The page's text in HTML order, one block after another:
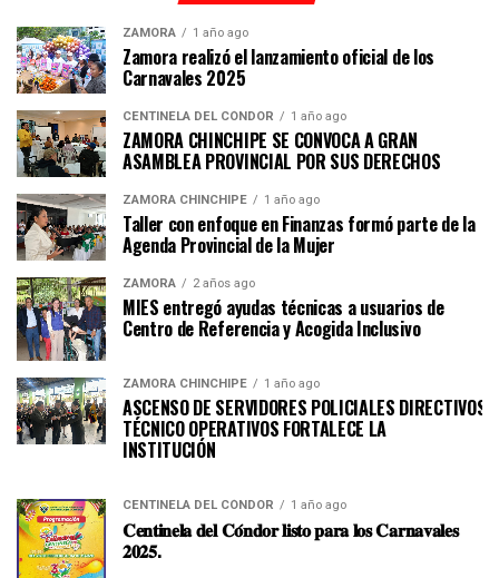
ZAMORA 1 año ago
Zamora realizó el lanzamiento oficial de los
Carnavales 2025
CENTINELA DEL CÓNDOR 1 año ago
ZAMORA CHINCHIPE SE CONVOCA A GRAN
ASAMBLEA PROVINCIAL POR SUS DERECHOS
ZAMORA CHINCHIPE 1 año ago
Taller con enfoque en Finanzas formó parte de la
Agenda Provincial de la Mujer
ZAMORA 2 años ago
MIES entregó ayudas técnicas a usuarios de
Centro de Referencia y Acogida Inclusivo
ZAMORA CHINCHIPE 1 año ago
ASCENSO DE SERVIDORES POLICIALES DIRECTIVOS Y
TÉCNICO OPERATIVOS FORTALECE LA
CENTINELA DEL CÓNDOR 1 año ago
𝐂𝐞𝐧𝐭𝐢𝐧𝐞𝐥𝐚 𝐝𝐞𝐥 𝐂𝐨́𝐧𝐝𝐨𝐫 𝐥𝐢𝐬𝐭𝐨 𝐩𝐚𝐫𝐚 𝐥𝐨𝐬 𝐂𝐚𝐫𝐧𝐚𝐯𝐚𝐥𝐞𝐬
𝟐𝟎𝟐𝟓.